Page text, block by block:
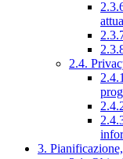
2.4.
3.